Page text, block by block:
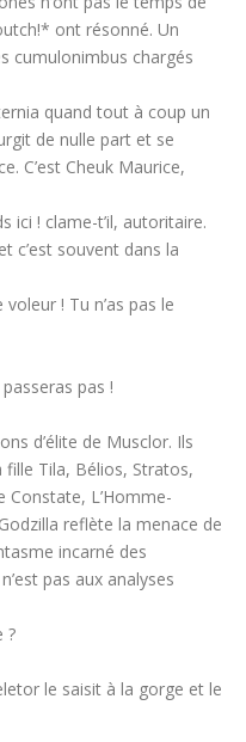
ont résonné. Un
cumulonimbus chargés
quand tout à coup un
de nulle part et se
C’est Cheuk Maurice,
ici ! clame-t’il, autoritaire.
c’est souvent dans la
! Tu n’as pas le
pas !
d’élite de Musclor. Ils
fille Tila, Bélios, Stratos,
Constate, L’Homme-
reflète la menace de
incarné des
pas aux analyses
?
le saisit à la gorge et le